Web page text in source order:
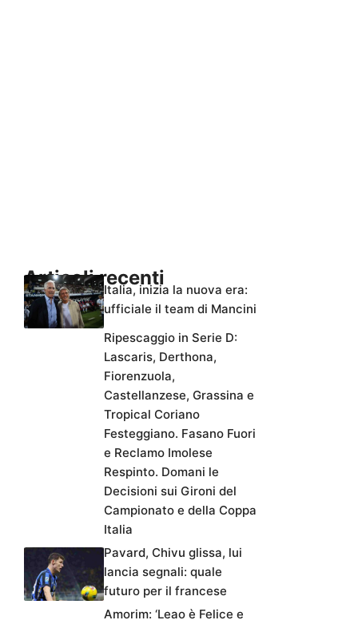
Articoli recenti
Italia, inizia la nuova era:
ufficiale il team di Mancini
Ripescaggio in Serie D:
Lascaris, Derthona,
Fiorenzuola,
Castellanzese, Grassina e
Tropical Coriano
Festeggiano. Fasano Fuori
e Reclamo Imolese
Respinto. Domani le
Decisioni sui Gironi del
Campionato e della Coppa
Italia
Pavard, Chivu glissa, lui
lancia segnali: quale
futuro per il francese
Amorim: ‘Leao è Felice e